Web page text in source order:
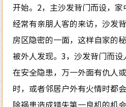
开始。2，主沙发背门而设，
经常有亲朋人客的来访，沙发
房区隐密的一面，这样自家的
被外人发现。3，沙发背门而
在安全隐患，万一外面有仇人
时，或者邻居户外有火情时都
除祸患造成错失第一良机的机